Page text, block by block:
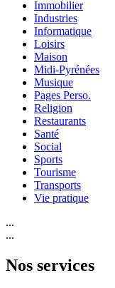
Immobilier
Industries
Informatique
Loisirs
Maison
Midi-Pyrénées
Musique
Pages Perso.
Religion
Restaurants
Santé
Social
Sports
Tourisme
Transports
Vie pratique
...
...
Nos services